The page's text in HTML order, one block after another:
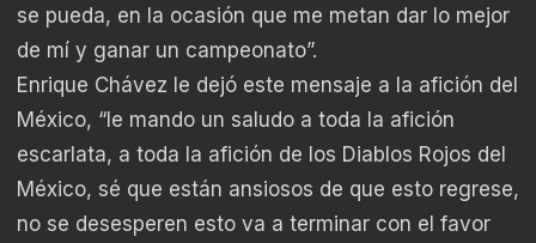
se pueda, en la ocasión que me metan dar lo mejor
de mí y ganar un campeonato”.
Enrique Chávez le dejó este mensaje a la afición del
México, “le mando un saludo a toda la afición
escarlata, a toda la afición de los Diablos Rojos del
México, sé que están ansiosos de que esto regrese,
no se desesperen esto va a terminar con el favor